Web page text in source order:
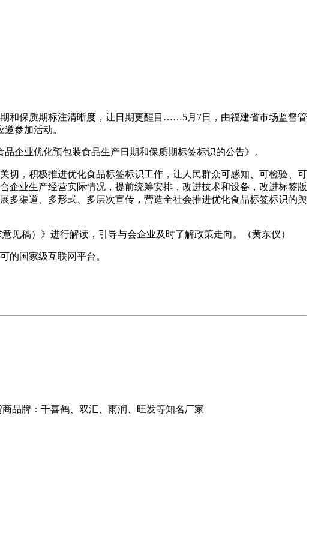
保质期标注清晰度，让日期更醒目……5月7日，由福建省市场监督管
参加活动。
业优化预包装食品生产日期和保质期标签标识的公告》。
，积极推进优化食品标签标识工作，让人民群众可感知、可检验、可
业生产经营实际情况，提前统筹安排，改进技术和设备，改进标签版
多渠道、多形式、多层次宣传，营造全社会推进优化食品标签标识的舆
稿）》进行解读，引导与会企业及时了解政策走向。（黄东仪）
国家级互联网平台。
品牌：千喜鹤、双汇、雨润、旺发等知名厂家